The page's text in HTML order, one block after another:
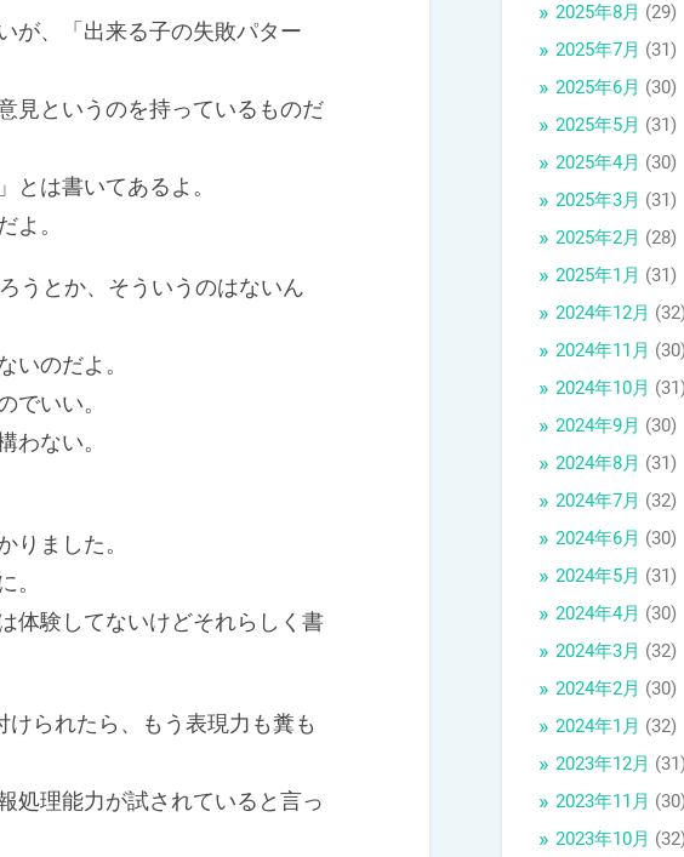
が、「出来る子の失敗パター
見というのを持っているものだ
は書いてあるよ。
よ。
うとか、そういうのはないん
のだよ。
いい。
ない。
ました。
。
体験してないけどそれらしく書
られたら、もう表現力も糞も
処理能力が試されていると言っ
2025年8月 (29)
2025年7月 (31)
2025年6月 (30)
2025年5月 (31)
2025年4月 (30)
2025年3月 (31)
2025年2月 (28)
2025年1月 (31)
2024年12月 (32)
2024年11月 (30)
2024年10月 (31)
2024年9月 (30)
2024年8月 (31)
2024年7月 (32)
2024年6月 (30)
2024年5月 (31)
2024年4月 (30)
2024年3月 (32)
2024年2月 (30)
2024年1月 (32)
2023年12月 (31)
2023年11月 (30)
2023年10月 (32)